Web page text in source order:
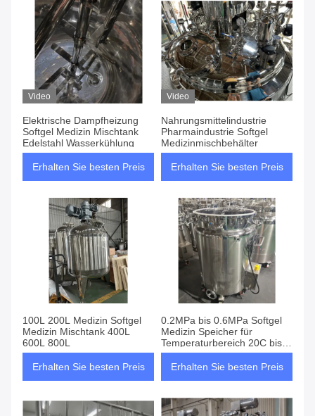
Video
Elektrische Dampfheizung
Softgel Medizin Mischtank
Edelstahl Wasserkühlung
Erhalten Sie besten Preis
Video
Nahrungsmittelindustrie
Pharmaindustrie Softgel
Medizinmischbehälter
Erhalten Sie besten Preis
100L 200L Medizin Softgel
Medizin Mischtank 400L
600L 800L
Erhalten Sie besten Preis
0.2MPa bis 0.6MPa Softgel
Medizin Speicher für
Temperaturbereich 20C bis
120C
Erhalten Sie besten Preis